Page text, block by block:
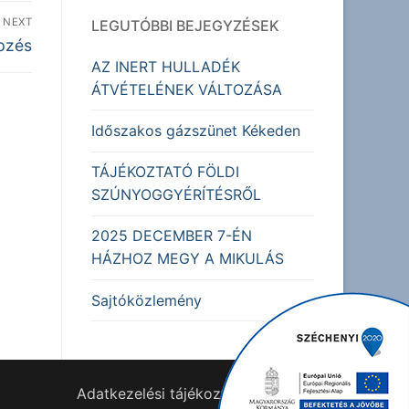
NEXT LEGUTÓBBI BEJEGYZÉSEK
AZ INERT HULLADÉK
ÁTVÉTELÉNEK VÁLTOZÁSA
Időszakos gázszünet Kékeden
TÁJÉKOZTATÓ FÖLDI
SZÚNYOGGYÉRÍTÉSRŐL
2025 DECEMBER 7-ÉN
HÁZHOZ MEGY A MIKULÁS
Sajtóközlemény
Adatkezelési tájékoztató